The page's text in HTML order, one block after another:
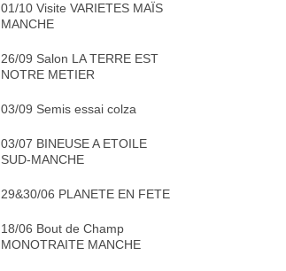
01/10 Visite VARIETES MAÏS
MANCHE
26/09 Salon LA TERRE EST
NOTRE METIER
03/09 Semis essai colza
03/07 BINEUSE A ETOILE
SUD-MANCHE
29&30/06 PLANETE EN FETE
18/06 Bout de Champ
MONOTRAITE MANCHE